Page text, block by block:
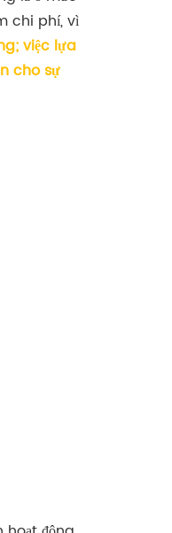
chi phí, vì
việc lựa
cho sự